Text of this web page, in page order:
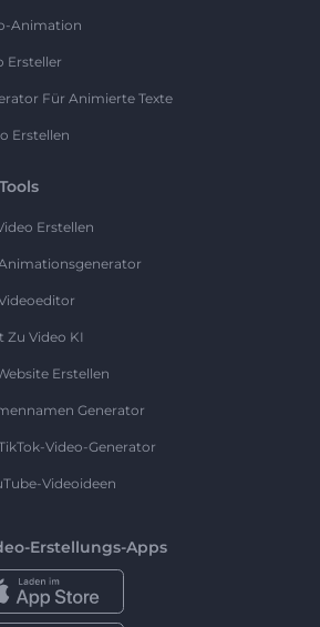
Animation
Ersteller
Für Animierte Texte
Erstellen
Erstellen
Zu Video KI
Erstellen
Generator
Video-Generator
Videoideen
Erstellungs-Apps